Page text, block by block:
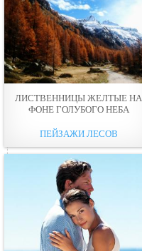
ЛИСТВЕННИЦЫ ЖЕЛТЫЕ НА
ФОНЕ ГОЛУБОГО НЕБА
ПЕЙЗАЖИ ЛЕСОВ